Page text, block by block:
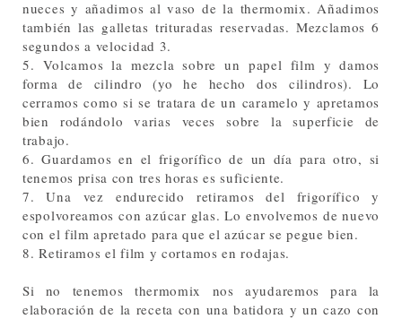
nueces y añadimos al vaso de la thermomix. Añadimos
también las galletas trituradas reservadas. Mezclamos 6
segundos a velocidad 3.
5. Volcamos la mezcla sobre un papel film y damos
forma de cilindro (yo he hecho dos cilindros). Lo
cerramos como si se tratara de un caramelo y apretamos
bien rodándolo varias veces sobre la superficie de
trabajo.
6. Guardamos en el frigorífico de un día para otro, si
tenemos prisa con tres horas es suficiente.
7. Una vez endurecido retiramos del frigorífico y
espolvoreamos con azúcar glas. Lo envolvemos de nuevo
con el film apretado para que el azúcar se pegue bien.
8. Retiramos el film y cortamos en rodajas.
Si no tenemos thermomix nos ayudaremos para la
elaboración de la receta con una batidora y un cazo con